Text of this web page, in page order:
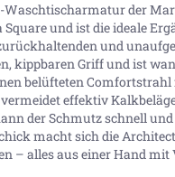
Waschtischarmatur der
und ist die ideale
und
kippbaren Griff und ist
belüfteten
effektiv
der Schmutz schnell
macht sich die
– alles aus einer Hand mit